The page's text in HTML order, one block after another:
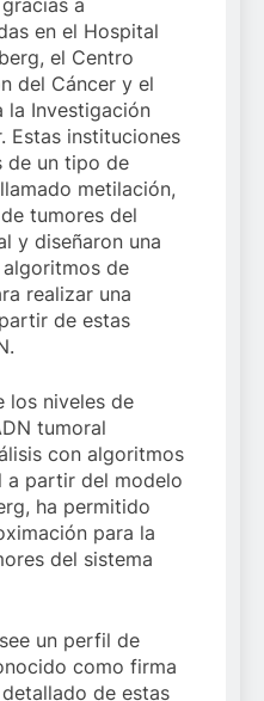
a
en el Hospital
el Centro
del Cáncer y el
la Investigación
Estas instituciones
de un tipo de
metilación,
tumores del
y diseñaron una
algoritmos de
realizar una
de estas
los niveles de
tumoral
con algoritmos
partir del modelo
ha permitido
para la
del sistema
un perfil de
como firma
de estas